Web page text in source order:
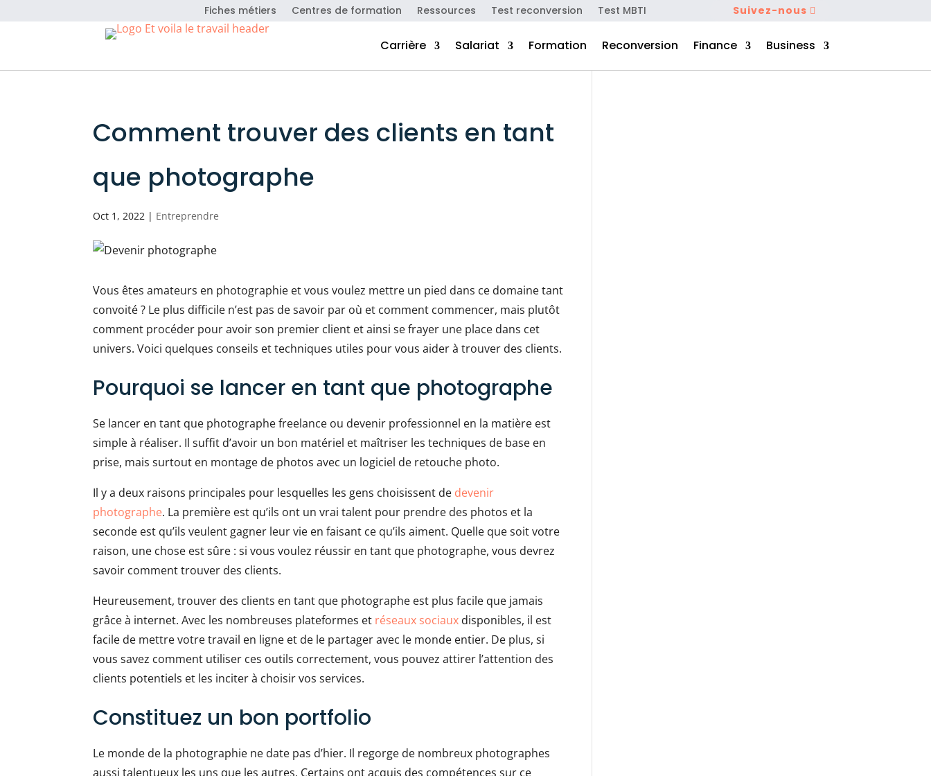
Fiches métiers Centres de formation Ressources Test reconversion Test MBTI Suivez-nous
Carrière Salariat Formation Reconversion Finance Business
Comment trouver des clients en tant
que photographe
Oct 1, 2022 | Entreprendre
Vous êtes amateurs en photographie et vous voulez mettre un pied dans ce domaine tant
convoité ? Le plus difficile n’est pas de savoir par où et comment commencer, mais plutôt
comment procéder pour avoir son premier client et ainsi se frayer une place dans cet
univers. Voici quelques conseils et techniques utiles pour vous aider à trouver des clients.
Pourquoi se lancer en tant que photographe
Se lancer en tant que photographe freelance ou devenir professionnel en la matière est
simple à réaliser. Il suffit d’avoir un bon matériel et maîtriser les techniques de base en
prise, mais surtout en montage de photos avec un logiciel de retouche photo.
Il y a deux raisons principales pour lesquelles les gens choisissent de devenir
photographe. La première est qu’ils ont un vrai talent pour prendre des photos et la
seconde est qu’ils veulent gagner leur vie en faisant ce qu’ils aiment. Quelle que soit votre
raison, une chose est sûre : si vous voulez réussir en tant que photographe, vous devrez
savoir comment trouver des clients.
Heureusement, trouver des clients en tant que photographe est plus facile que jamais
grâce à internet. Avec les nombreuses plateformes et réseaux sociaux disponibles, il est
facile de mettre votre travail en ligne et de le partager avec le monde entier. De plus, si
vous savez comment utiliser ces outils correctement, vous pouvez attirer l’attention des
clients potentiels et les inciter à choisir vos services.
Constituez un bon portfolio
Le monde de la photographie ne date pas d’hier. Il regorge de nombreux photographes
aussi talentueux les uns que les autres. Certains ont acquis des compétences sur ce